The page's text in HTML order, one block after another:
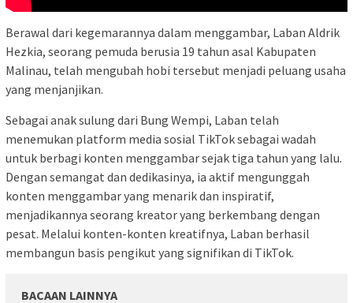
Berawal dari kegemarannya dalam menggambar, Laban Aldrik
Hezkia, seorang pemuda berusia 19 tahun asal Kabupaten
Malinau, telah mengubah hobi tersebut menjadi peluang usaha
yang menjanjikan.
Sebagai anak sulung dari Bung Wempi, Laban telah
menemukan platform media sosial TikTok sebagai wadah
untuk berbagi konten menggambar sejak tiga tahun yang lalu.
Dengan semangat dan dedikasinya, ia aktif mengunggah
konten menggambar yang menarik dan inspiratif,
menjadikannya seorang kreator yang berkembang dengan
pesat. Melalui konten-konten kreatifnya, Laban berhasil
membangun basis pengikut yang signifikan di TikTok.
BACAAN LAINNYA